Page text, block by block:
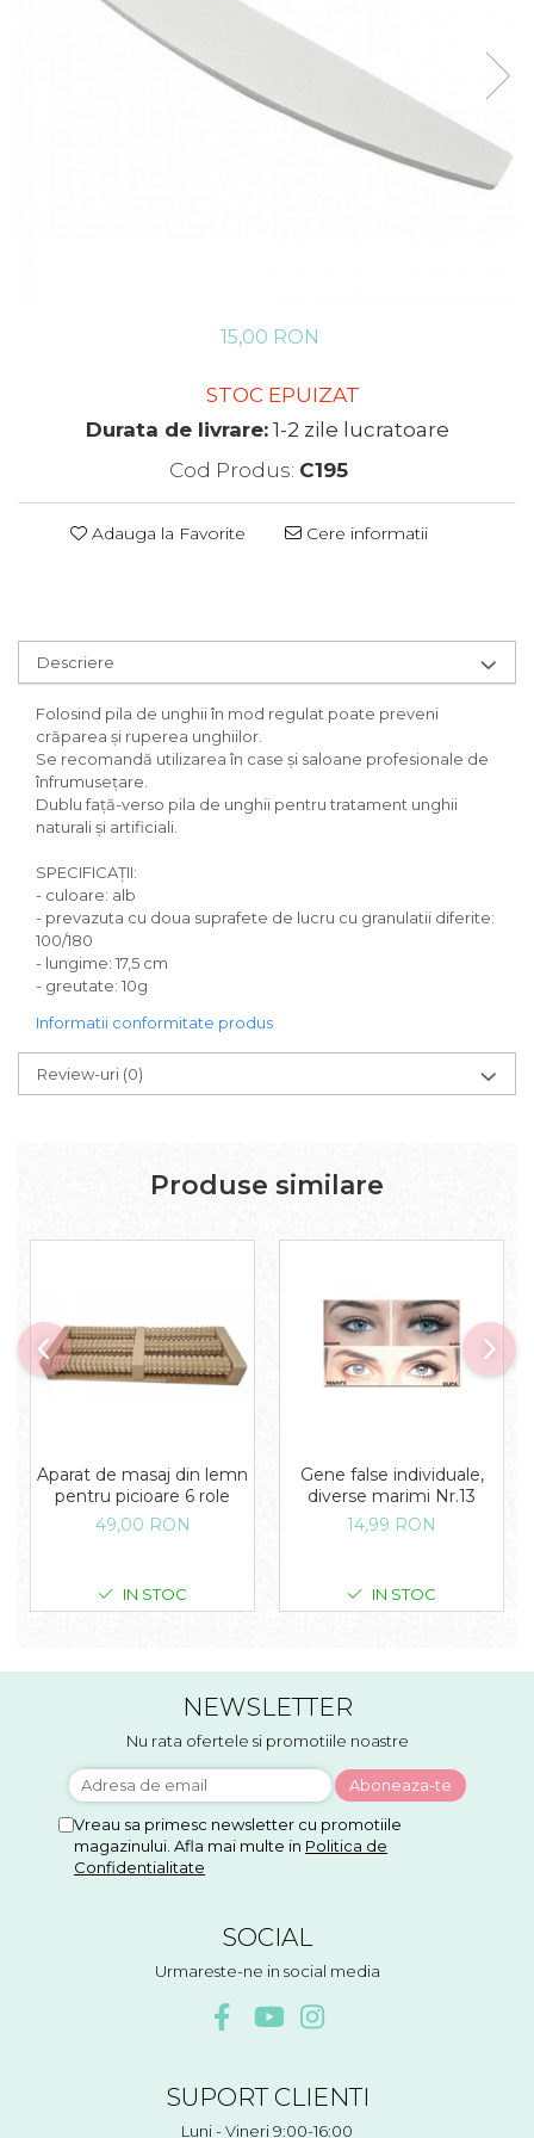
15,00 RON
STOC EPUIZAT
Durata de livrare:1-2 zile lucratoare
Cod Produs: C195
Adauga la Favorite Cere informatii
Descriere
Folosind pila de unghii în mod regulat poate preveni
crăparea și ruperea unghiilor.
Se recomandă utilizarea în case și saloane profesionale de
înfrumusețare.
Dublu față-verso pila de unghii pentru tratament unghii
naturali și artificiali.
SPECIFICAȚII:
- culoare: alb
- prevazuta cu doua suprafete de lucru cu granulatii diferite:
100/180
- lungime: 17,5 cm
- greutate: 10g
Informatii conformitate produs
Review-uri (0)
Produse similare
Aparat de masaj din lemn
pentru picioare 6 role
49,00 RON
IN STOC
Gene false individuale,
diverse marimi Nr.13
14,99 RON
IN STOC
NEWSLETTER
Nu rata ofertele si promotiile noastre
Vreau sa primesc newsletter cu promotiile
magazinului. Afla mai multe in Politica de
Confidentialitate
SOCIAL
Urmareste-ne in social media
SUPORT CLIENTI
Luni - Vineri 9:00-16:00